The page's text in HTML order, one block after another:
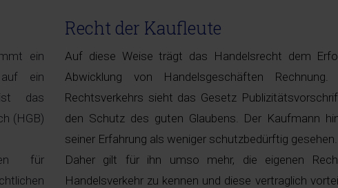
ein
ein
ist das
(HGB)
für
Recht der Kaufleute
Auf diese Weise trägt das Handelsrecht dem
Abwicklung von Handelsgeschäften
Rechtsverkehrs sieht das Gesetz
den Schutz des guten Glaubens. Der Kaufmann
seiner Erfahrung als weniger schutzbedürftig gesehen.
Daher gilt für ihn umso mehr, die eigenen
Handelsverkehr zu kennen und diese vertraglich